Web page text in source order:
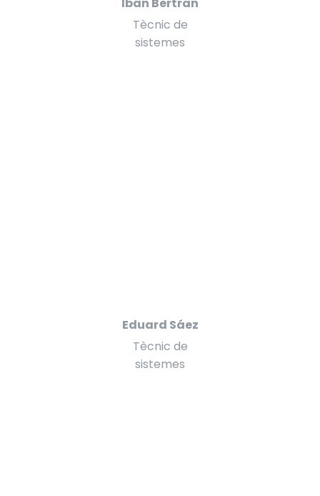
Tècnic de
sistemes
Eduard Sáez
Tècnic de
sistemes